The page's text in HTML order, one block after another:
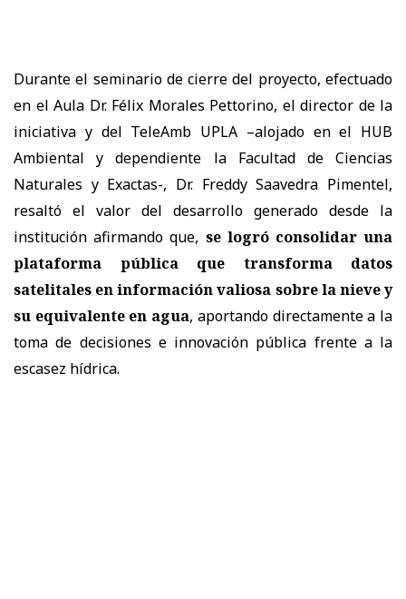
Durante el seminario de cierre del proyecto, efectuado
en el Aula Dr. Félix Morales Pettorino, el director de la
iniciativa y del TeleAmb UPLA –alojado en el HUB
Ambiental y dependiente la Facultad de Ciencias
Naturales y Exactas-, Dr. Freddy Saavedra Pimentel,
resaltó el valor del desarrollo generado desde la
institución afirmando que, se logró consolidar una
plataforma pública que transforma datos
satelitales en información valiosa sobre la nieve y
su equivalente en agua, aportando directamente a la
toma de decisiones e innovación pública frente a la
escasez hídrica.